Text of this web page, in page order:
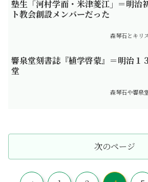
塾生「河村学而・米津菱江」＝明治
ト教会創設メンバーだった
森琴石とキリ
響泉堂刻書誌『植学啓蒙』＝明治１
堂
森琴石や響泉
次のページ